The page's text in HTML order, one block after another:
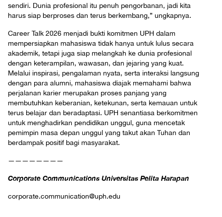
sendiri. Dunia profesional itu penuh pengorbanan, jadi kita
harus siap berproses dan terus berkembang,” ungkapnya.
Career Talk 2026 menjadi bukti komitmen UPH dalam
mempersiapkan mahasiswa tidak hanya untuk lulus secara
akademik, tetapi juga siap melangkah ke dunia profesional
dengan keterampilan, wawasan, dan jejaring yang kuat.
Melalui inspirasi, pengalaman nyata, serta interaksi langsung
dengan para alumni, mahasiswa diajak memahami bahwa
perjalanan karier merupakan proses panjang yang
membutuhkan keberanian, ketekunan, serta kemauan untuk
terus belajar dan beradaptasi. UPH senantiasa berkomitmen
untuk menghadirkan pendidikan unggul, guna mencetak
pemimpin masa depan unggul yang takut akan Tuhan dan
berdampak positif bagi masyarakat.
————————
Corporate Communications Universitas Pelita Harapan
corporate.communication@uph.edu